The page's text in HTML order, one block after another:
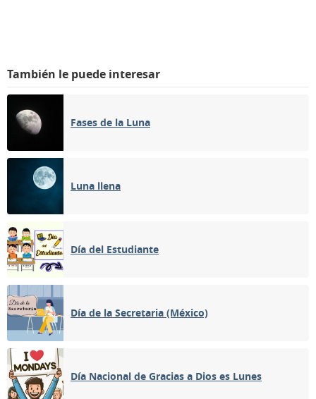
También le puede interesar
Fases de la Luna
Luna llena
Día del Estudiante
Día de la Secretaria (México)
Día Nacional de Gracias a Dios es Lunes